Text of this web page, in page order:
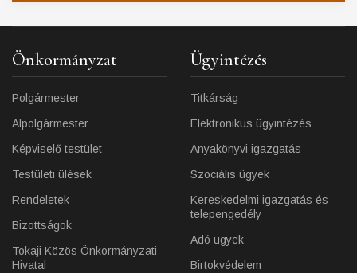
Önkormányzat
Polgármester
Alpolgármester
Képviselő testület
Testületi ülések
Rendeletek
Bizottságok
Tokaji Közös Önkormányzati
Hivatal
Ügyintézés
Titkárság
Elektronikus ügyintézés
Anyakönyvi igazgatás
Szociális ügyek
Kereskedelmi igazgatás és
telepengedély
Adó ügyek
Birtokvédelem